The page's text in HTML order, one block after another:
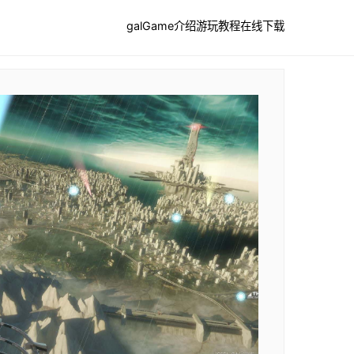
galGame介绍游玩教程在线下载